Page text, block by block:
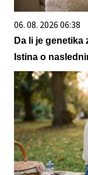
06. 08. 2026 06:38
Da li je genetika
Istina o